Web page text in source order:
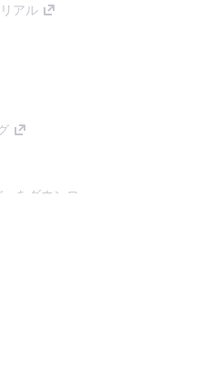
アル
をダウンロー